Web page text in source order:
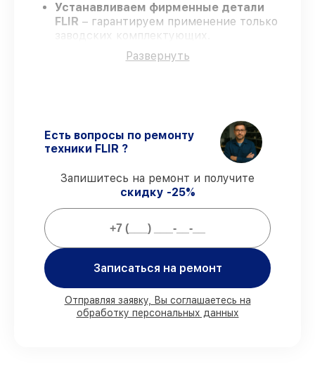
Устанавливаем фирменные детали
FLIR – гарантируем применение только
заводских комплектующих.
Сертифицированные специалисты
проходят постоянное обучение, что
тепловизора FLIR E4 без задержек.
Официальная гарантия
– все работы и
запчасти защищены сервисной
гарантией.
Мы гарантируем:
присутствии
90%
деталей FLIR готовы к установке в
Краснодаре, остальные доставляются
быстро
Развернуть
Есть вопросы по ремонту
техники FLIR ?
Запишитесь на ремонт и получите
скидку -25%
Записаться на ремонт
Отправляя заявку, Вы соглашаетесь на
обработку персональных данных